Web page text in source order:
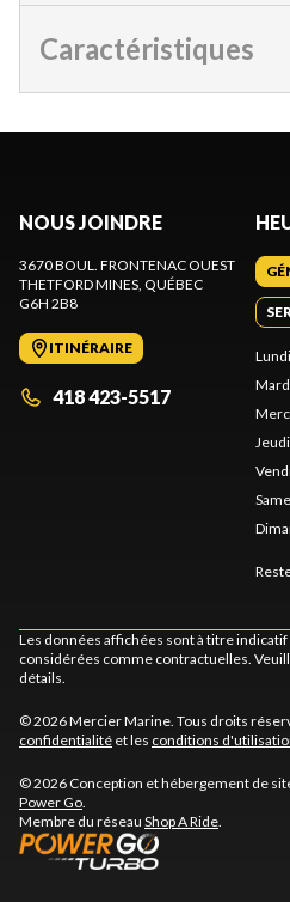
Caractéristiques
NOUS JOINDRE
3670 BOUL. FRONTENAC OUEST
THETFORD MINES , QUÉBEC
G6H 2B8
ITINÉRAIRE
418 423-5517
Lundi
Jeudi
Les données affichées sont à titre
considérées comme contractuelles.
détails.
© 2026 Mercier Marine. Tous droits
confidentialité et les conditions
© 2026 Conception et hébergement de
Power Go
Membre du réseau Shop A Ride